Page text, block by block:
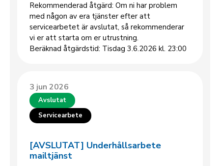
Rekommenderad åtgärd: Om ni har problem
med någon av era tjänster efter att
servicearbetet är avslutat, så rekommenderar
vi er att starta om er utrustning.
Beräknad åtgärdstid: Tisdag 3.6.2026 kl. 23:00
3 jun 2026
Avslutat
Servicearbete
[AVSLUTAT] Underhållsarbete
mailtjänst